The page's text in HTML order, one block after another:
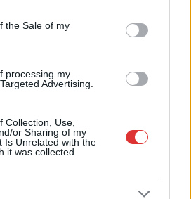
specified purposes in below Google
the Sale of my
processing my
Advertising.
Collection, Use,
or Sharing of my
Is Unrelated with the
it was collected.
Vajon még mit nem
Fidesz-vezetésű
kormányzás ideje alatt?
kezdik látni, hogy
egyrészt a jelenlegi
rendszer
az üzemeltetésnek komoly
pár év, mire kapcsoltak, hogy az ilyen